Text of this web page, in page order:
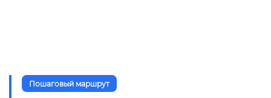
Пошаговый маршрут